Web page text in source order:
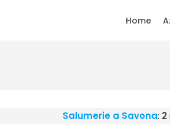
Home
Salumerie a Savona: 2